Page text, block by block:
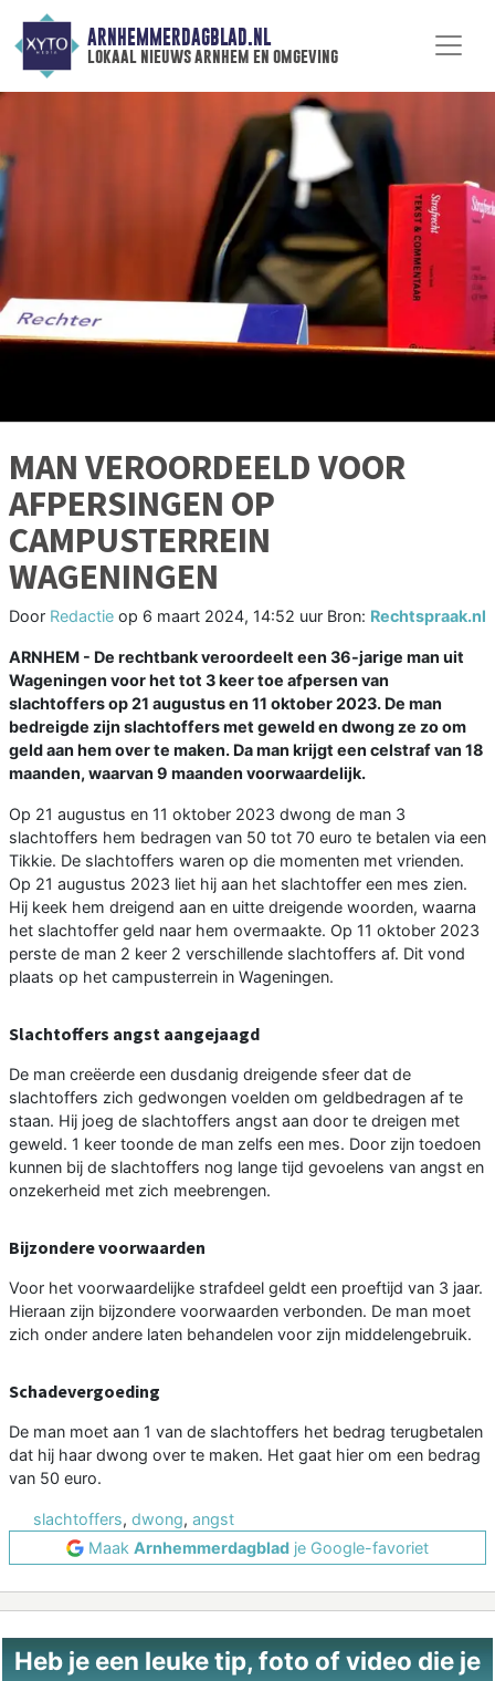
ARNHEMMERDAGBLAD.NL
lokaal nieuws arnhem en omgeving
MAN VEROORDEELD VOOR
AFPERSINGEN OP
CAMPUSTERREIN
WAGENINGEN
Door Redactie op 6 maart 2024, 14:52 uur Bron: Rechtspraak.nl
ARNHEM - De rechtbank veroordeelt een 36-jarige man uit
Wageningen voor het tot 3 keer toe afpersen van
slachtoffers op 21 augustus en 11 oktober 2023. De man
bedreigde zijn slachtoffers met geweld en dwong ze zo om
geld aan hem over te maken. Da man krijgt een celstraf van 18
maanden, waarvan 9 maanden voorwaardelijk.
Op 21 augustus en 11 oktober 2023 dwong de man 3
slachtoffers hem bedragen van 50 tot 70 euro te betalen via een
Tikkie. De slachtoffers waren op die momenten met vrienden.
Op 21 augustus 2023 liet hij aan het slachtoffer een mes zien.
Hij keek hem dreigend aan en uitte dreigende woorden, waarna
het slachtoffer geld naar hem overmaakte. Op 11 oktober 2023
perste de man 2 keer 2 verschillende slachtoffers af. Dit vond
plaats op het campusterrein in Wageningen.
Slachtoffers angst aangejaagd
De man creëerde een dusdanig dreigende sfeer dat de
slachtoffers zich gedwongen voelden om geldbedragen af te
staan. Hij joeg de slachtoffers angst aan door te dreigen met
geweld. 1 keer toonde de man zelfs een mes. Door zijn toedoen
kunnen bij de slachtoffers nog lange tijd gevoelens van angst en
onzekerheid met zich meebrengen.
Bijzondere voorwaarden
Voor het voorwaardelijke strafdeel geldt een proeftijd van 3 jaar.
Hieraan zijn bijzondere voorwaarden verbonden. De man moet
zich onder andere laten behandelen voor zijn middelengebruik.
Schadevergoeding
De man moet aan 1 van de slachtoffers het bedrag terugbetalen
dat hij haar dwong over te maken. Het gaat hier om een bedrag
van 50 euro.
slachtoffers, dwong, angst
Maak Arnhemmerdagblad je Google-favoriet
Heb je een leuke tip, foto of video die je